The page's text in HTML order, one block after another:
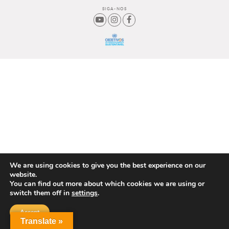
SIGA-NOS
Translate »
We are using cookies to give you the best experience on our
website.
You can find out more about which cookies we are using or
switch them off in settings.
Accept